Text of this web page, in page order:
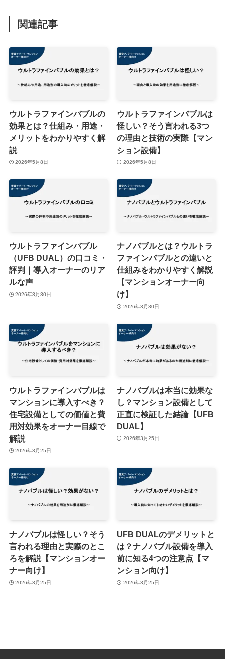
関連記事
ウルトラファインバブルの
効果とは？仕組み・用途・
メリットをわかりやすく解
説
2026年5月8日
ウルトラファインバブルは
怪しい？そう言われる3つ
の理由と技術の実際【マン
ション設備】
2026年5月8日
ウルトラファインバブル
（UFB DUAL）の口コミ・
評判｜導入オーナーのリア
ルな声
2026年3月30日
ナノバブルとは？ウルトラ
ファインバブルとの違いと
仕組みをわかりやすく解説
【マンションオーナー向
け】
2026年3月30日
ウルトラファインバブルは
マンションに導入すべき？
住宅設備としての価値と費
用対効果をオーナー目線で
解説
2026年3月25日
ナノバブルは本当に効果な
し？マンション設備として
正直に検証した結論【UFB
DUAL】
2026年3月25日
ナノバブルは怪しい？そう
言われる理由と実際のとこ
ろを解説【マンションオー
ナー向け】
2026年3月25日
UFB DUALのデメリットと
は？ナノバブル設備を導入
前に知る4つの注意点【マ
ンション向け】
2026年3月25日